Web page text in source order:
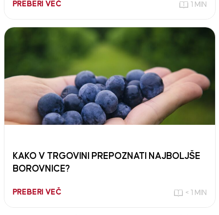
PREBERI VEČ 1 MIN
KAKO V TRGOVINI PREPOZNATI NAJBOLJŠE
BOROVNICE?
PREBERI VEČ < 1 MIN